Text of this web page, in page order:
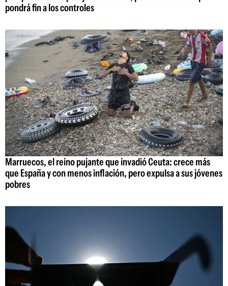
pondrá fin a los controles
Marruecos, el reino pujante que invadió Ceuta: crece más
que España y con menos inflación, pero expulsa a sus jóvenes
pobres